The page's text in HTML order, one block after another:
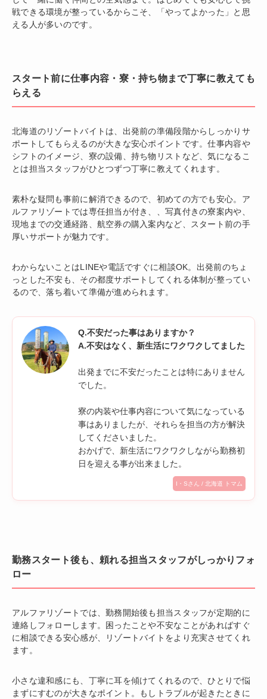
戦できる環境が整っているからこそ、「やってよかった」と思
える人が多いのです。
スタート前に仕事内容・寮・持ち物まで丁寧に教えても
らえる
北海道のリゾートバイトは、出発前の準備段階からしっかりサ
ポートしてもらえるのが大きな安心ポイントです。仕事内容や
シフトのイメージ、寮の設備、持ち物リストなど、気になるこ
とは担当スタッフがひとつずつ丁寧に教えてくれます。
素朴な疑問も事前に解消できるので、初めての方でも安心。ア
ルファリゾートでは専任担当が付き、、写真付きの寮案内や、
現地までの交通経路、航空券の購入案内など、スタート前の手
厚いサポートが魅力です。
わからないことはLINEや電話ですぐに相談OK。出発前のちょ
っとした不安も、その都度サポートしてくれる体制が整ってい
るので、落ち着いて準備が進められます。
Q.不安だった事はありますか？
A.不安はなく、新生活にワクワクしてました
出発までに不安だったことは特にありません
でした。
寮の内装や仕事内容について気になっている
事はありましたが、それらを担当の方が解決
してくださいました。
おかげで、新生活にワクワクしながら勤務初
日を迎える事が出来ました。
I・Sさん / 北海道 トマム
勤務スタート後も、頼れる担当スタッフがしっかりフォ
ロー
アルファリゾートでは、勤務開始後も担当スタッフが定期的に
連絡しフォローします。困ったことや不安なことがあればすぐ
に相談できる安心感が、リゾートバイトをより充実させてくれ
ます。
小さな違和感にも、丁寧に耳を傾けてくれるので、ひとりで悩
まずにすむのが大きなポイント。もしトラブルが起きたときに